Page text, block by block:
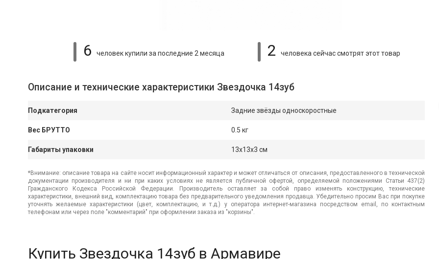
6 человек купили за последние 2 месяца 2 человека сейчас смотрятэтот товар
Описание и технические характеристики Звездочка 14зуб
Подкатегория Задние звёзды односкоростные
Вес БРУТТО 0.5 кг
Габариты упаковки 13x13x3 см
*Внимание: описание товара на сайте носит информационный характер и может отличаться от описания, предоставленного в технической
документации производителя и ни при каких условиях не является публичной офертой, определяемой положениями Статьи 437(2)
Гражданского Кодекса Российской Федерации. Производитель оставляет за собой право изменять конструкцию, технические
характеристики, внешний вид, комплектацию товара без предварительного уведомления продавца. Убедительно просим Вас при покупке
уточнять желаемые характеристики (цвет, комплектацию, и т.д.) у оператора интернет-магазина посредством email, по контактным
телефонам или через поле "комментарий" при оформлении заказа из "корзины".
Купить Звездочка 14зуб в Армавире